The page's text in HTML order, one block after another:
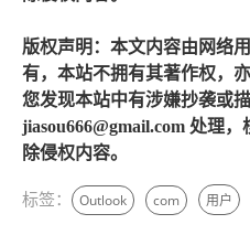
版权声明：本文内容由网络
有，本站不拥有其著作权，
您发现本站中有涉嫌抄袭或
jiasou666@gmail.com 处理
除侵权内容。
标签： Outlook com 用户